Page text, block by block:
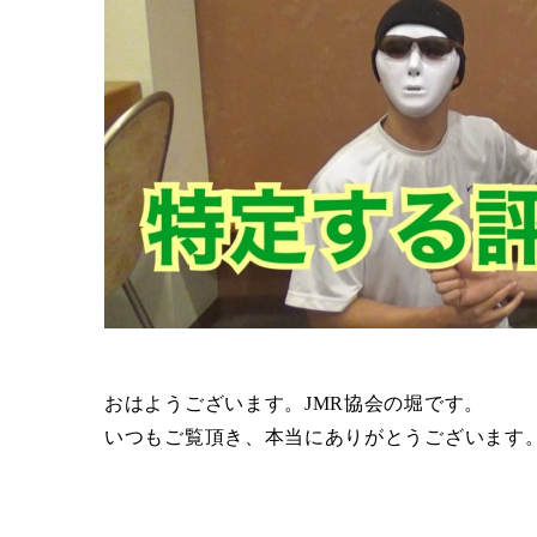
おはようございます。JMR協会の堀です。
いつもご覧頂き、本当にありがとうございます